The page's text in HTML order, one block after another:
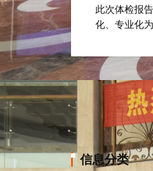
此次体检报
化、专业化
信息分类